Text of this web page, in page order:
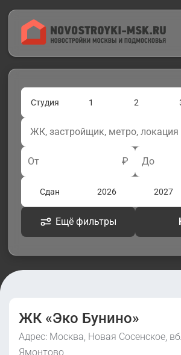
Студия 1 2
От ₽ До
Сдан 2026 2027
Ещё фильтры
ЖК «Эко Бунино»
Адрес: Москва, Новая Сосенское,
Ямонтово